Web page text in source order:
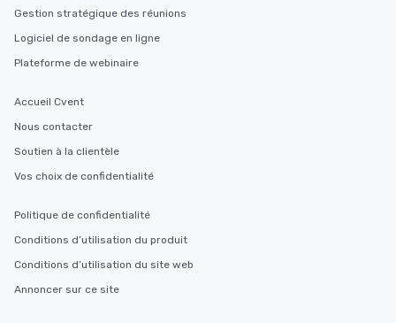
Gestion stratégique des réunions
Logiciel de sondage en ligne
Plateforme de webinaire
Accueil Cvent
Nous contacter
Soutien à la clientèle
Vos choix de confidentialité
Politique de confidentialité
Conditions d’utilisation du produit
Conditions d’utilisation du site web
Annoncer sur ce site